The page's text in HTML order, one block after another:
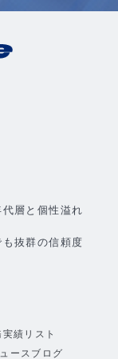
層と個性溢れ
抜群の信頼度
績リスト
ースブログ